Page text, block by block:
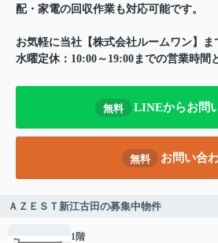
配・家電の回収作業も対応可能です。
お気軽に当社【株式会社ルームワン】ま
水曜定休：10:00～19:00までの営業時間
無料 LINEからお問
無料 お問い合
ＡＺＥＳＴ新江古田の募集中物件
1階